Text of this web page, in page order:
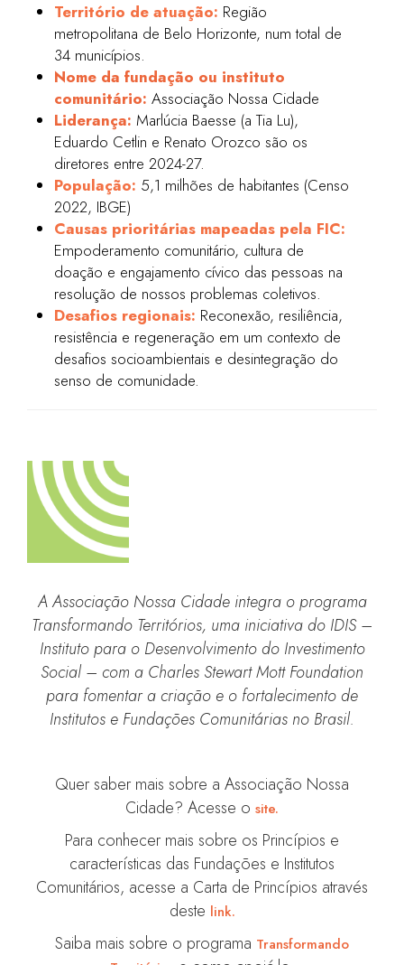
Território de atuação: Região
metropolitana de Belo Horizonte, num total de
34 municípios.
Nome da fundação ou instituto
comunitário: Associação Nossa Cidade
Liderança: Marlúcia Baesse (a Tia Lu),
Eduardo Cetlin e Renato Orozco são os
diretores entre 2024-27.
População: 5,1 milhões de habitantes (Censo
2022, IBGE)
Causas prioritárias mapeadas pela FIC:
Empoderamento comunitário, cultura de
doação e engajamento cívico das pessoas na
resolução de nossos problemas coletivos.
Desafios regionais: Reconexão, resiliência,
resistência e regeneração em um contexto de
desafios socioambientais e desintegração do
senso de comunidade.
A Associação Nossa Cidade integra o programa
Transformando Territórios, uma iniciativa do IDIS –
Instituto para o Desenvolvimento do Investimento
Social – com a Charles Stewart Mott Foundation
para fomentar a criação e o fortalecimento de
Institutos e Fundações Comunitárias no Brasil.
Quer saber mais sobre a Associação Nossa
Cidade? Acesse o site.
Para conhecer mais sobre os Princípios e
características das Fundações e Institutos
Comunitários, acesse a Carta de Princípios através
deste link.
Saiba mais sobre o programa Transformando